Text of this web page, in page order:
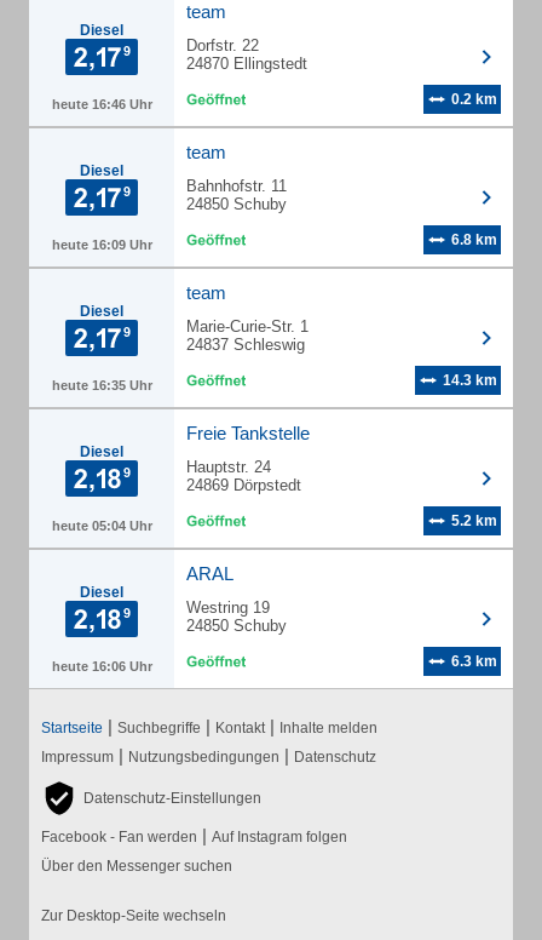
Diesel
heute 16:46 Uhr
team
Dorfstr. 22
24870 Ellingstedt
0.2 km
Diesel
heute 16:09 Uhr
team
Bahnhofstr. 11
24850 Schuby
6.8 km
Diesel
heute 16:35 Uhr
team
Marie-Curie-Str. 1
24837 Schleswig
14.3 km
Diesel
heute 05:04 Uhr
Freie Tankstelle
Hauptstr. 24
24869 Dörpstedt
5.2 km
Diesel
heute 16:06 Uhr
ARAL
Westring 19
24850 Schuby
6.3 km
Startseite | Suchbegriffe | Kontakt | Inhalte melden
Impressum | Nutzungsbedingungen | Datenschutz
Datenschutz-Einstellungen
Facebook - Fan werden | Auf Instagram folgen
Über den Messenger suchen
Zur Desktop-Seite wechseln